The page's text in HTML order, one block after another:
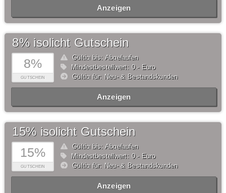
Anzeigen
8%
GUTSCHEIN
8% isolicht Gutschein
Gültig bis: Abgelaufen
Mindestbestellwert: 0,- Euro
Gültig für: Neu- & Bestandskunden
Anzeigen
15%
GUTSCHEIN
15% isolicht Gutschein
Gültig bis: Abgelaufen
Mindestbestellwert: 0,- Euro
Gültig für: Neu- & Bestandskunden
Anzeigen